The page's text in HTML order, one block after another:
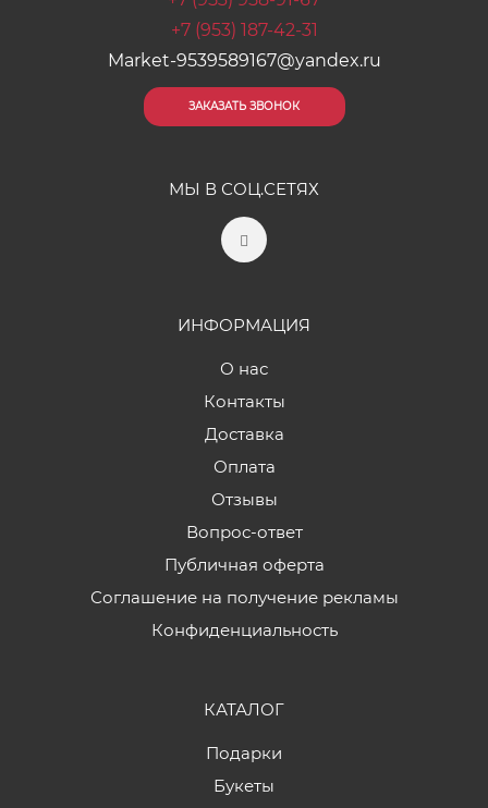
+7 (953) 187-42-31
Market-9539589167@yandex.ru
ЗАКАЗАТЬ ЗВОНОК
МЫ В СОЦ.СЕТЯХ
ИНФОРМАЦИЯ
О нас
Контакты
Доставка
Оплата
Отзывы
Вопрос-ответ
Публичная оферта
Соглашение на получение рекламы
Конфиденциальность
КАТАЛОГ
Подарки
Букеты